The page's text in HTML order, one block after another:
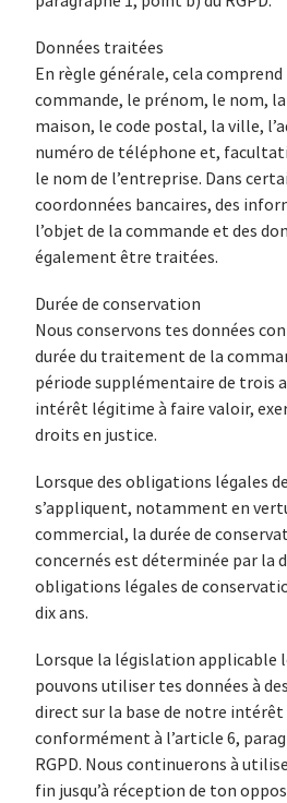
Données traitées
En règle générale, cela comprend
commande, le prénom, le nom,
maison, le code postal, la ville,
numéro de téléphone et,
le nom de l’entreprise. Dans
coordonnées bancaires, des
l’objet de la commande et des
également être traitées.
Durée de conservation
Nous conservons tes données
durée du traitement de la
période supplémentaire de trois
intérêt légitime à faire valoir,
droits en justice.
Lorsque des obligations légales
s’appliquent, notamment en
commercial, la durée de
concernés est déterminée par la
obligations légales de
dix ans.
Lorsque la législation applicable
pouvons utiliser tes données à
direct sur la base de notre
conformément à l’article 6,
RGPD. Nous continuerons à
fin jusqu’à réception de ton